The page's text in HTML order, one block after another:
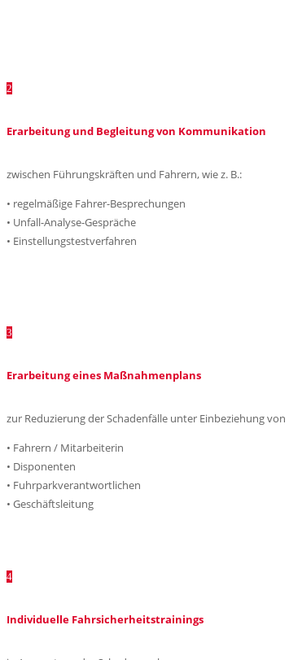
2
Erarbeitung und Begleitung von Kommunikation
zwischen Führungskräften und Fahrern, wie z. B.:
• regelmäßige Fahrer-Besprechungen
• Unfall-Analyse-Gespräche
• Einstellungstestverfahren
3
Erarbeitung eines Maßnahmenplans
zur Reduzierung der Schadenfälle unter Einbeziehung von
• Fahrern / Mitarbeiterin
• Disponenten
• Fuhrparkverantwortlichen
• Geschäftsleitung
4
Individuelle Fahrsicherheitstrainings